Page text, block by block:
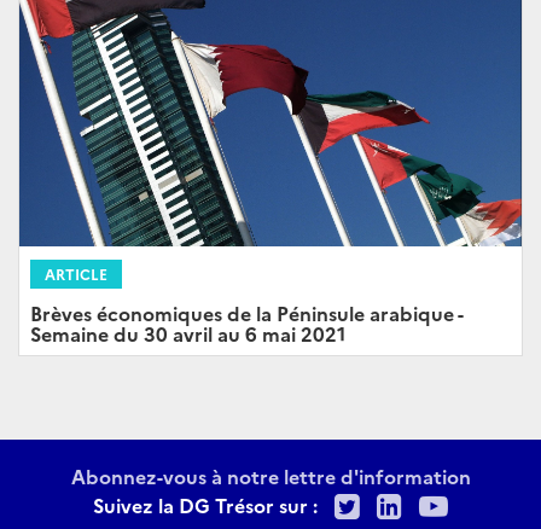
ARTICLE
Brèves économiques de la Péninsule arabique -
Semaine du 30 avril au 6 mai 2021
Abonnez-vous à notre lettre d'information
Suivez la DG Trésor sur :
TwitterLinkedIn